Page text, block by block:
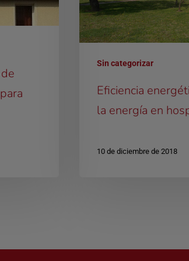
Sin categorizar
Eficiencia
la energía en
10 de diciembre de 2018